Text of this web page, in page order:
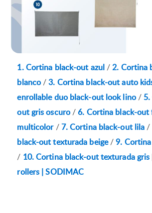
1. Cortina black-out azul / 2. Cortina
blanco/3. Cortina black-out auto
enrollable duo black-out look lino/
out gris oscuro/6. Cortina black-out
multicolor/ 7. Cortina black-out lila /
black-out texturada beige/9.
/ 10. Cortina black-out texturada gris
rollers | SODIMAC